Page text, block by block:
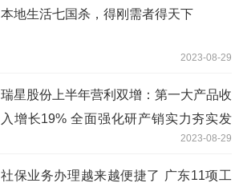
本地生活七国杀，得刚需者得天下
2023-08-29
瑞星股份上半年营利双增：第一大产品收
入增长19% 全面强化研产销实力夯实发
2023-08-29
社保业务办理越来越便捷了 广东11项工